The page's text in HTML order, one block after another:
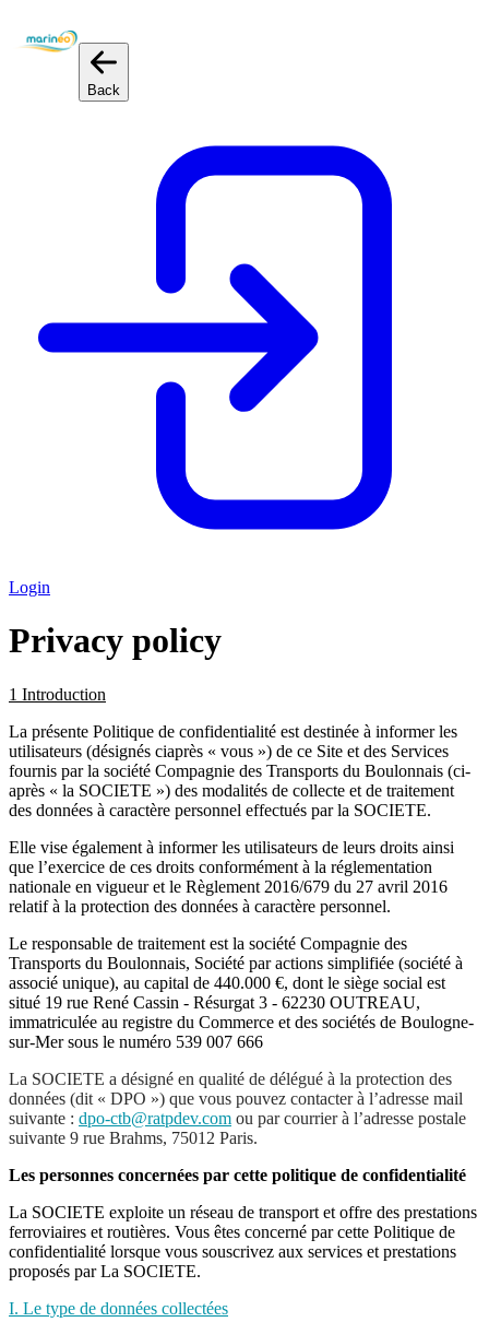
Back
Login
Privacy policy
1 Introduction
La présente Politique de confidentialité est destinée à informer les
utilisateurs (désignés ciaprès « vous ») de ce Site et des Services
fournis par la société Compagnie des Transports du Boulonnais (ci-
après « la SOCIETE ») des modalités de collecte et de traitement
des données à caractère personnel effectués par la SOCIETE.
Elle vise également à informer les utilisateurs de leurs droits ainsi
que l’exercice de ces droits conformément à la réglementation
nationale en vigueur et le Règlement 2016/679 du 27 avril 2016
relatif à la protection des données à caractère personnel.
Le responsable de traitement est la société Compagnie des
Transports du Boulonnais, Société par actions simplifiée (société à
associé unique), au capital de 440.000 €, dont le siège social est
situé 19 rue René Cassin - Résurgat 3 - 62230 OUTREAU,
immatriculée au registre du Commerce et des sociétés de Boulogne-
sur-Mer sous le numéro 539 007 666
La SOCIETE a désigné en qualité de délégué à la protection des
données (dit « DPO ») que vous pouvez contacter à l’adresse mail
suivante : dpo-ctb@ratpdev.com ou par courrier à l’adresse postale
suivante 9 rue Brahms, 75012 Paris.
Les personnes concernées par cette politique de confidentialité
La SOCIETE exploite un réseau de transport et offre des prestations
ferroviaires et routières. Vous êtes concerné par cette Politique de
confidentialité lorsque vous souscrivez aux services et prestations
proposés par La SOCIETE.
I. Le type de données collectées